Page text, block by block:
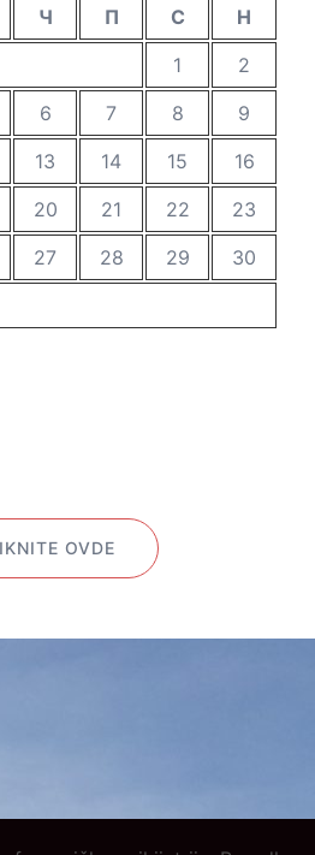
Ч П С
Н
1
2
6 7 8
9
13 14 15
16
20 21 22
23
27 28 29
30
OVDE